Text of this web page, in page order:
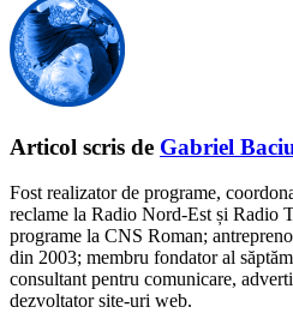
Articol scris de Gabriel
Fost realizator de programe,
reclame la Radio Nord-Est și Radio
programe la CNS Roman;
din 2003; membru fondator al
consultant pentru comunicare,
dezvoltator site-uri web.